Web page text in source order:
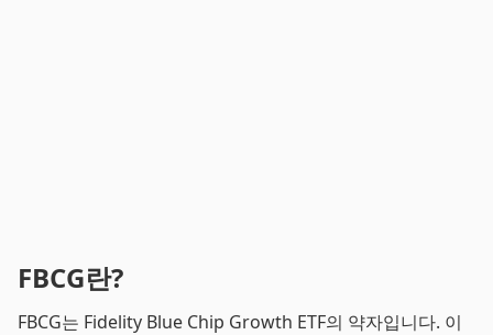
FBCG란?
FBCG는 Fidelity Blue Chip Growth ETF의 약자입니다. 이